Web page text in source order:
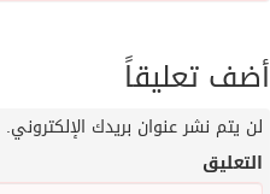
أضف تعليقاً
لن يتم نشر عنوان بريدك الإلكتروني.
التعليق